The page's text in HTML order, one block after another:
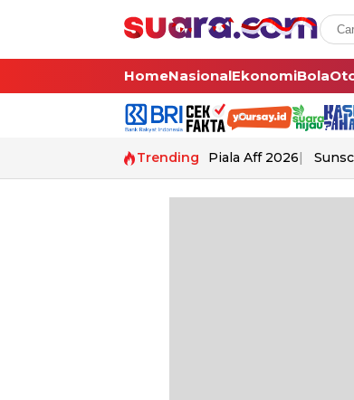
HomeNasionalEkonomiBola
Trending Piala Aff 2026